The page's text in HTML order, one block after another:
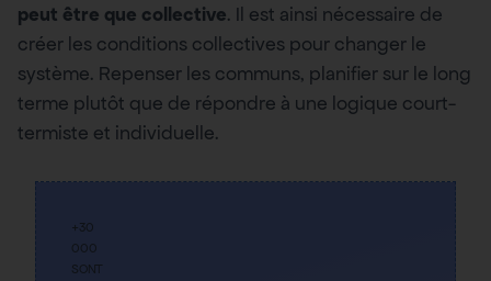
peut être que collective. Il est ainsi nécessaire de
créer les conditions collectives pour changer le
système. Repenser les communs, planifier sur le long
terme plutôt que de répondre à une logique court-
termiste et individuelle.
+30
000
SONT